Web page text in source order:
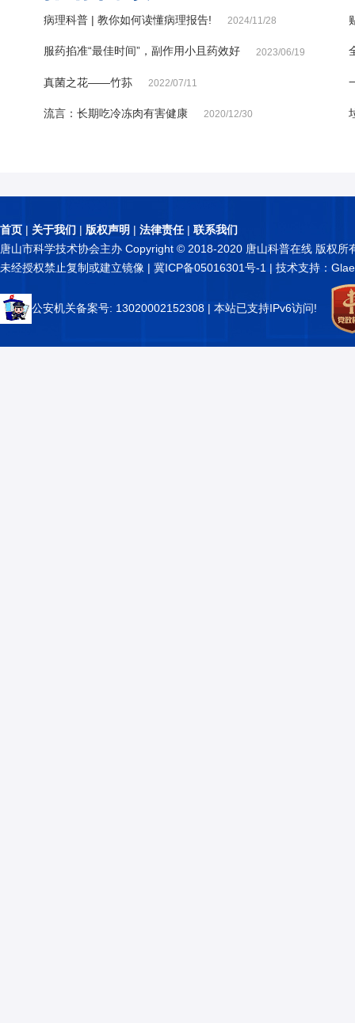
病理科普 | 教你如何读懂病理报告! 2024/11/28
服药掐准“最佳时间”，副作用小且药效好 2023/06/19
真菌之花——竹荪 2022/07/11
流言：长期吃冷冻肉有害健康 2020/12/30
首页 | 关于我们 | 版权声明 | 法律责任| 联系我们
唐山市科学技术协会主办 Copyright © 2018-2020 唐山科普在线 版权所
未经授权禁止复制或建立镜像 | 冀ICP备05016301号-1 | 技术支持：
公安机关备案号: 13020002152308 | 本站已支持IPv6访问!